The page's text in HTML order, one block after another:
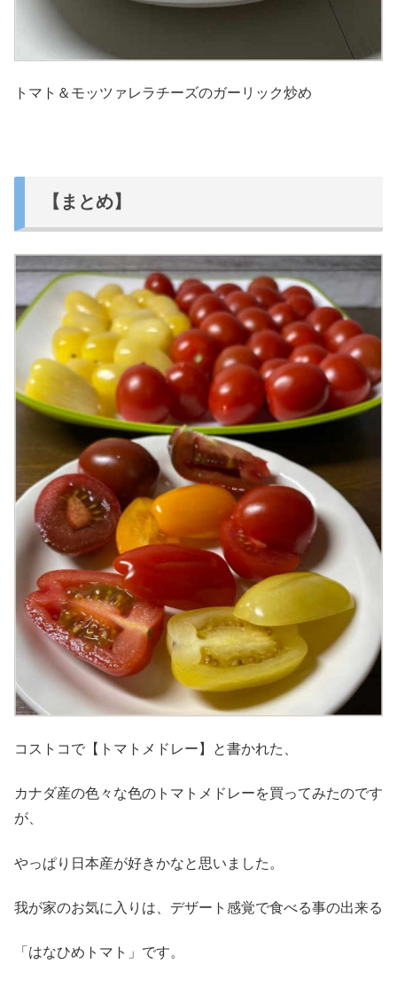
トマト＆モッツァレラチーズのガーリック炒め
【まとめ】
コストコで【トマトメドレー】と書かれた、
カナダ産の色々な色のトマトメドレーを買ってみたのです
が、
やっぱり日本産が好きかなと思いました。
我が家のお気に入りは、デザート感覚で食べる事の出来る
「はなひめトマト」です。